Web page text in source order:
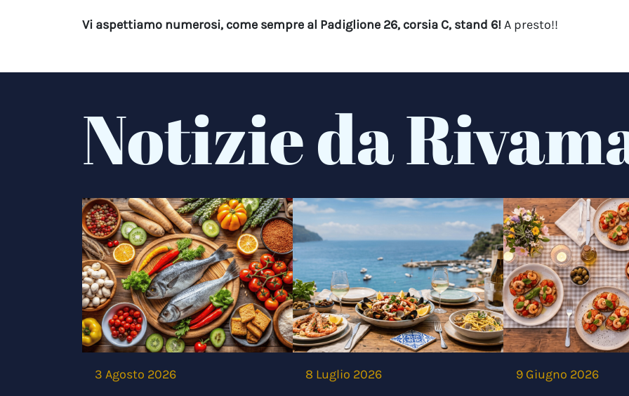
Vi aspettiamo numerosi, come sempre al Padiglione 26, corsia C, stand 6!A presto!!
Notizie da
3 Agosto 2026 8 Luglio 2026 9 Giugno 2026